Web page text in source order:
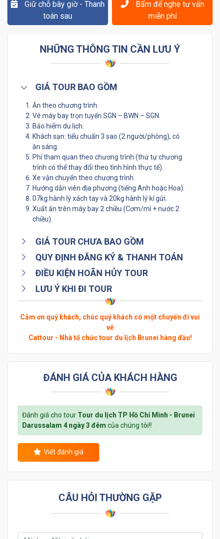
Giữ chỗ bây giờ - Thanh
toán sau
Bấm để nghe tư vấn
miễn phí
NHỮNG THÔNG TIN CẦN LƯU Ý
GIÁ TOUR BAO GỒM
Ăn theo chương trình.
Vé máy bay trọn tuyến SGN – BWN – SGN.
Bảo hiểm du lịch.
Khách sạn: tiểu chuẩn 3 sao (2 người/phòng), có
ăn sáng.
Phí tham quan theo chương trình (thứ tự chương
trình có thể thay đổi theo tình hình thực tế).
Xe vận chuyển theo chương trình.
Hướng dẫn viên địa phương (tiếng Anh hoặc Hoa).
07kg hành lý xách tay và 20kg hành lý kí gửi.
Xuất ăn trên máy bay 2 chiều (Cơm/mì + nước 2
chiều).
GIÁ TOUR CHƯA BAO GỒM
QUY ĐỊNH ĐĂNG KÝ & THANH TOÁN
ĐIỀU KIỆN HOÃN HỦY TOUR
LƯU Ý KHI ĐI TOUR
Cảm ơn quý khách, chúc quý khách có một chuyến đi vui
vẻ
Cattour - Nhà tổ chức tour du lịch Brunei hàng đầu!
ĐÁNH GIÁ CỦA KHÁCH HÀNG
Đánh giá cho tour Tour du lịch TP Hồ Chí Minh - Brunei
Darussalam 4 ngày 3 đêm của chúng tôi!!
Viết đánh giá
CÂU HỎI THƯỜNG GẶP